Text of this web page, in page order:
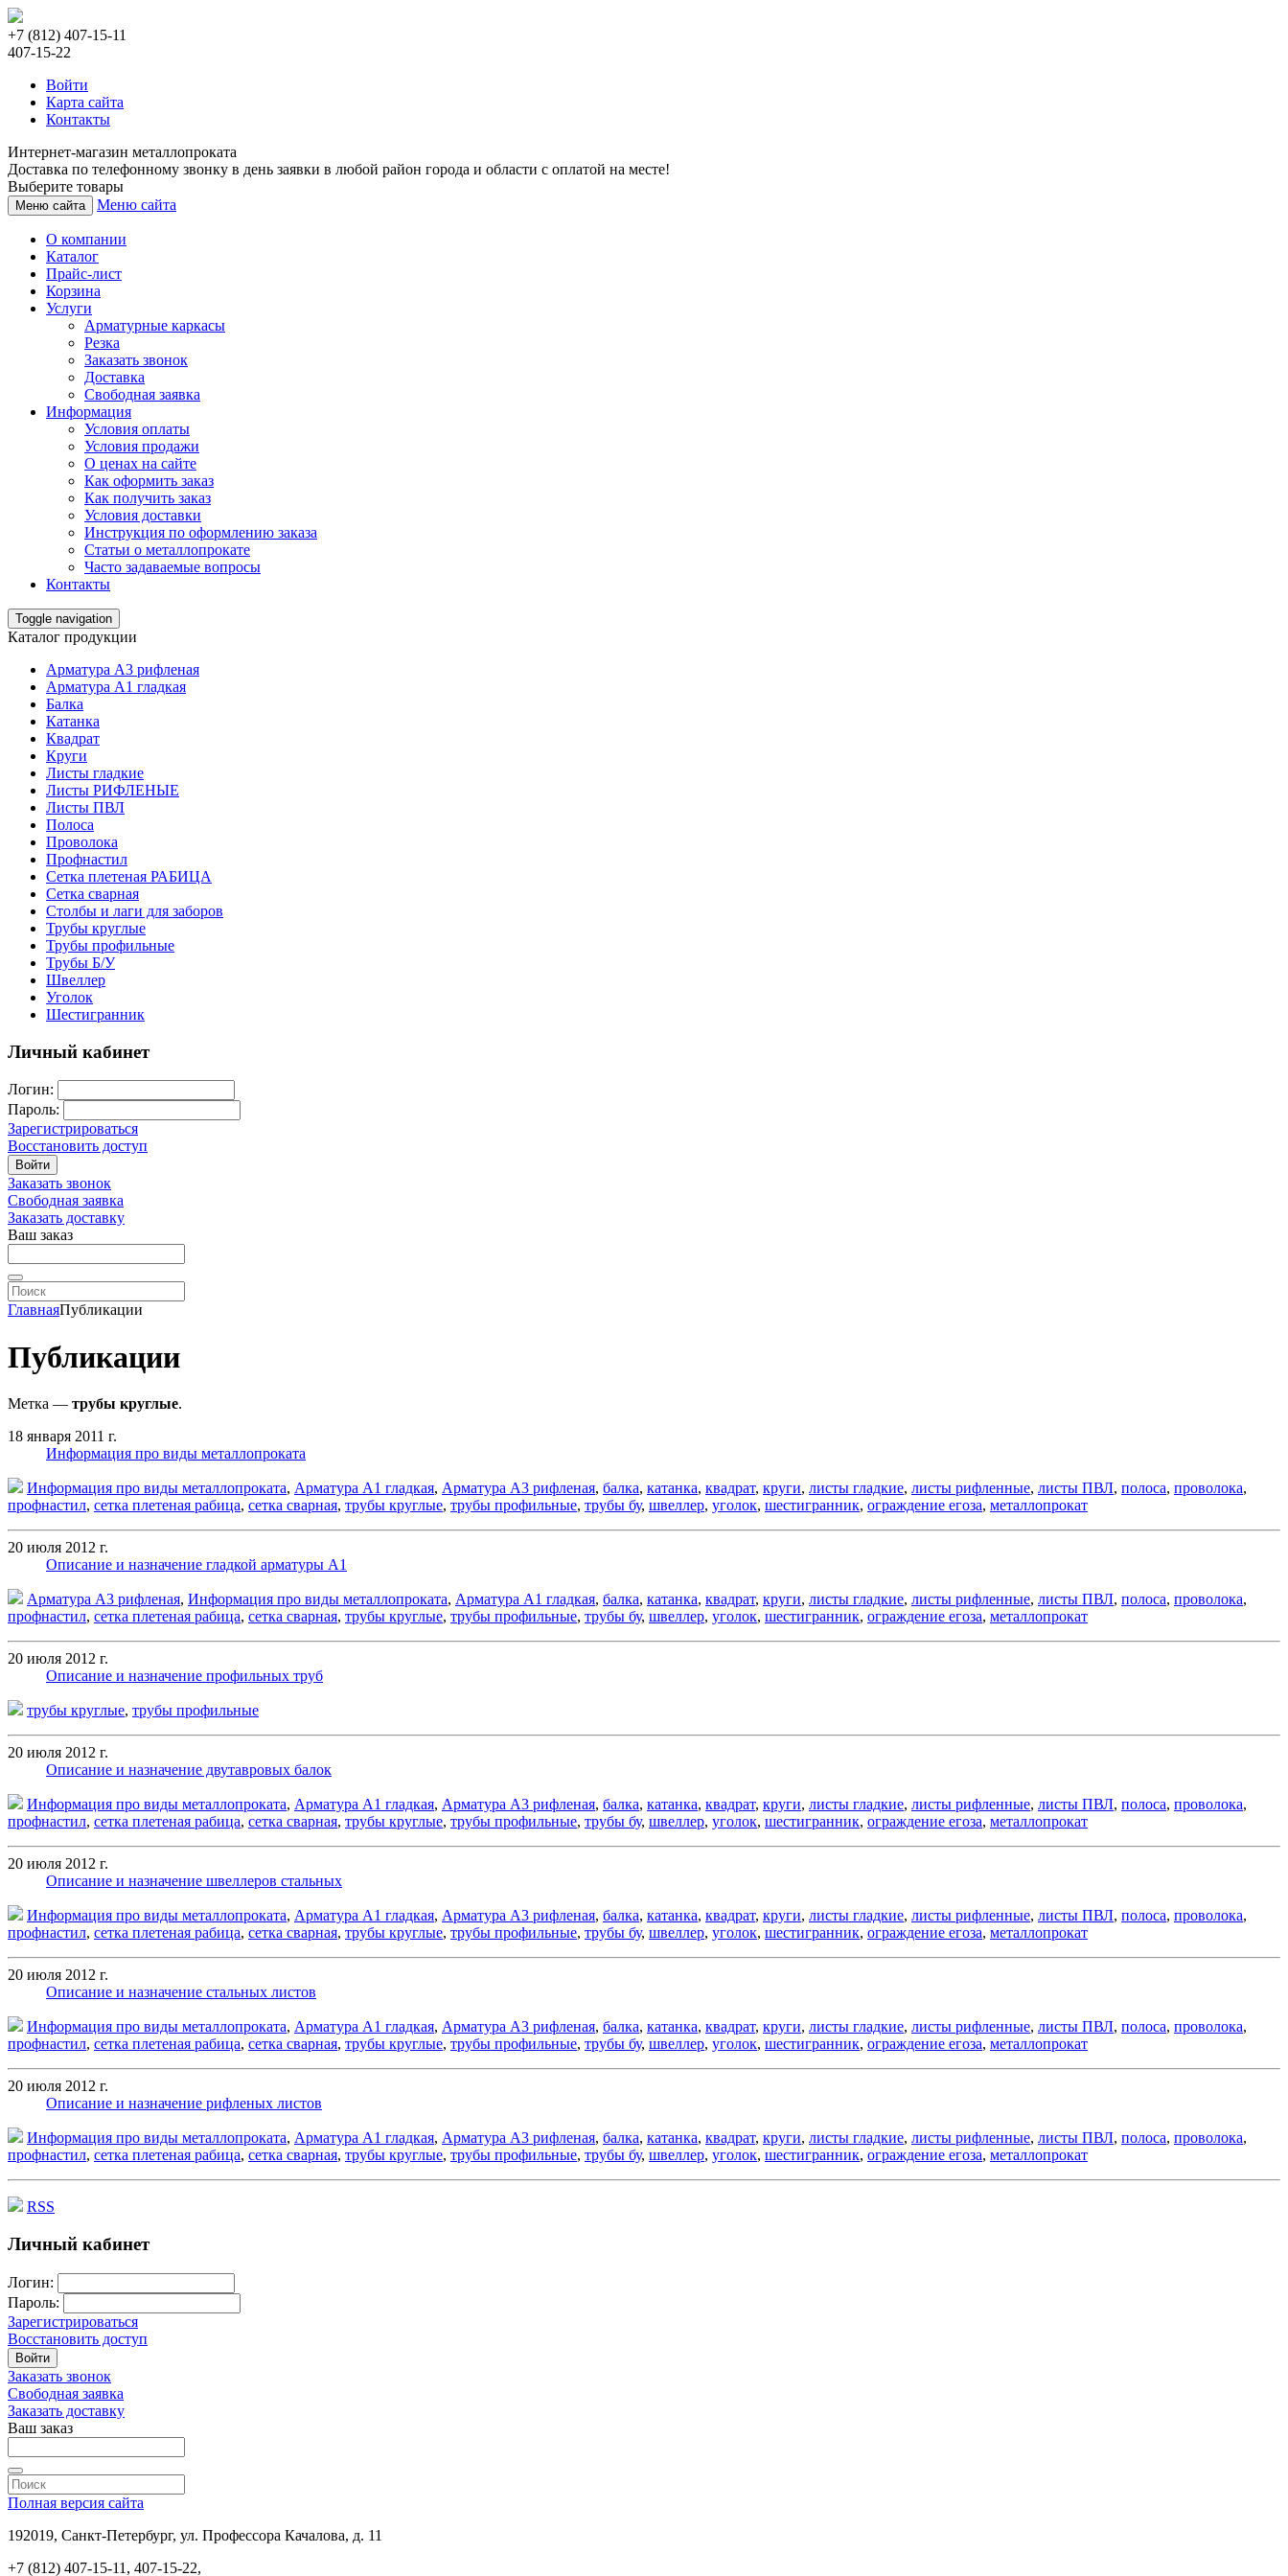
+7 (812) 407-15-11
407-15-22
Войти
Карта сайта
Контакты
Интернет-магазин металлопроката
Доставка по телефонному звонку в день заявки в любой район города и области с оплатой на месте!
Выберите товары
Меню сайта Меню сайта
О компании
Каталог
Прайс-лист
Корзина
Услуги
Арматурные каркасы
Резка
Заказать звонок
Доставка
Свободная заявка
Информация
Условия оплаты
Условия продажи
О ценах на сайте
Как оформить заказ
Как получить заказ
Условия доставки
Инструкция по оформлению заказа
Статьи о металлопрокате
Часто задаваемые вопросы
Контакты
Toggle navigation
Каталог продукции
Арматура А3 рифленая
Арматура А1 гладкая
Балка
Катанка
Квадрат
Круги
Листы гладкие
Листы РИФЛЕНЫЕ
Листы ПВЛ
Полоса
Проволока
Профнастил
Сетка плетеная РАБИЦА
Сетка сварная
Столбы и лаги для заборов
Трубы круглые
Трубы профильные
Трубы Б/У
Швеллер
Уголок
Шестигранник
Личный кабинет
Логин:
Пароль:
Зарегистрироваться
Восстановить доступ
Войти
Заказать звонок
Свободная заявка
Заказать доставку
Ваш заказ
ГлавнаяПубликации
Публикации
Метка — трубы круглые.
18 января 2011 г.
Информация про виды металлопроката
Информация про виды металлопроката, Арматура А1 гладкая, Арматура А3 рифленая, балка, катанка, квадрат, круги, листы гладкие, листы рифленные, листы ПВЛ, полоса, проволока,
профнастил, сетка плетеная рабица, сетка сварная, трубы круглые, трубы профильные, трубы бу, швеллер, уголок, шестигранник, ограждение егоза, металлопрокат
20 июля 2012 г.
Описание и назначение гладкой арматуры А1
Арматура А3 рифленая, Информация про виды металлопроката, Арматура А1 гладкая, балка, катанка, квадрат, круги, листы гладкие, листы рифленные, листы ПВЛ, полоса, проволока,
профнастил, сетка плетеная рабица, сетка сварная, трубы круглые, трубы профильные, трубы бу, швеллер, уголок, шестигранник, ограждение егоза, металлопрокат
20 июля 2012 г.
Описание и назначение профильных труб
трубы круглые, трубы профильные
20 июля 2012 г.
Описание и назначение двутавровых балок
Информация про виды металлопроката, Арматура А1 гладкая, Арматура А3 рифленая, балка, катанка, квадрат, круги, листы гладкие, листы рифленные, листы ПВЛ, полоса, проволока,
профнастил, сетка плетеная рабица, сетка сварная, трубы круглые, трубы профильные, трубы бу, швеллер, уголок, шестигранник, ограждение егоза, металлопрокат
20 июля 2012 г.
Описание и назначение швеллеров стальных
Информация про виды металлопроката, Арматура А1 гладкая, Арматура А3 рифленая, балка, катанка, квадрат, круги, листы гладкие, листы рифленные, листы ПВЛ, полоса, проволока,
профнастил, сетка плетеная рабица, сетка сварная, трубы круглые, трубы профильные, трубы бу, швеллер, уголок, шестигранник, ограждение егоза, металлопрокат
20 июля 2012 г.
Описание и назначение стальных листов
Информация про виды металлопроката, Арматура А1 гладкая, Арматура А3 рифленая, балка, катанка, квадрат, круги, листы гладкие, листы рифленные, листы ПВЛ, полоса, проволока,
профнастил, сетка плетеная рабица, сетка сварная, трубы круглые, трубы профильные, трубы бу, швеллер, уголок, шестигранник, ограждение егоза, металлопрокат
20 июля 2012 г.
Описание и назначение рифленых листов
Информация про виды металлопроката, Арматура А1 гладкая, Арматура А3 рифленая, балка, катанка, квадрат, круги, листы гладкие, листы рифленные, листы ПВЛ, полоса, проволока,
профнастил, сетка плетеная рабица, сетка сварная, трубы круглые, трубы профильные, трубы бу, швеллер, уголок, шестигранник, ограждение егоза, металлопрокат
RSS
Личный кабинет
Логин:
Пароль:
Зарегистрироваться
Восстановить доступ
Войти
Заказать звонок
Свободная заявка
Заказать доставку
Ваш заказ
Полная версия сайта
192019, Санкт-Петербург, ул. Профессора Качалова, д. 11
+7 (812) 407-15-11, 407-15-22,